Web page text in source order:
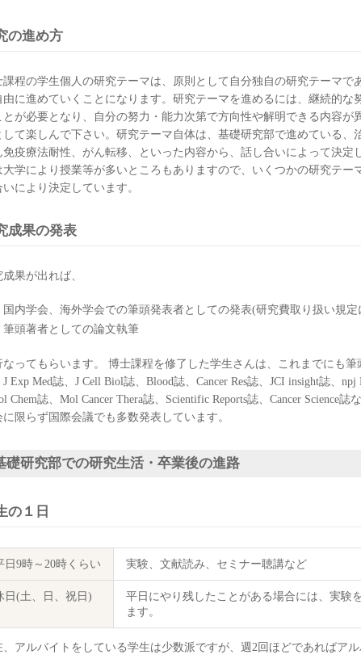
の進め方
課程の学生個人の研究テーマは、原則として自分独自の研究テーマで
由に進めていくことになります。研究テーマを進めるには、継続的な
とが必要となり、自分の努力・能力次第で方向性や解明できる内容が
して楽しんで下さい。研究テーマ自体は、基礎研究部で進めている、
免疫療法耐性、がん転移、といった内容から、話し合いによって決定
大学により授業等が多いところもありますので、いくつかの研究テー
により決定しています。
成果の発表
果が出れば、
国内学会、海外学会での筆頭発表者としての発表(研究費取り扱い規
筆頭著者としての論文執筆
なってもらいます。 博士課程を修了した学生さんは、これまでにも筆
Exp Med誌、J Cell Biol誌、Blood誌、Cancer Res誌、JCI insight誌、npj
Chem誌、Mol Cancer Thera誌、Scientific Reports誌、Cancer Science
に限らず国際会議でも多数発表しています。
礎研究部での研究生活・卒業後の進路
の１日
日9時～20時くらい 実験、文献読み、セミナー聴講など
日(土、日、祝日)
平日にやり残したことがある場合には、実験
ます。
、アルバイトをしている学生は少数派ですが、週2回ほどであればア